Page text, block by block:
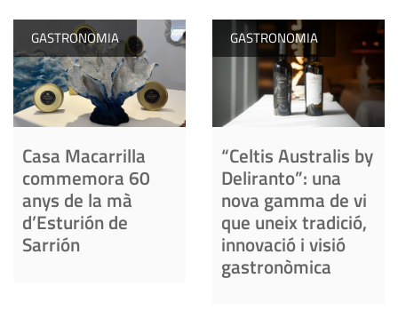
GASTRONOMIA
Casa Macarrilla
commemora 60
anys de la mà
d’Esturión de
Sarrión
GASTRONOMIA
“Celtis Australis by
Deliranto”: una
nova gamma de vi
que uneix tradició,
innovació i visió
gastronòmica